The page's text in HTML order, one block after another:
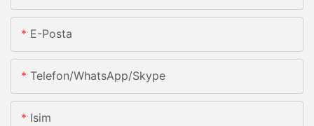
E-Posta
Telefon/whatsApp/skype
Isim